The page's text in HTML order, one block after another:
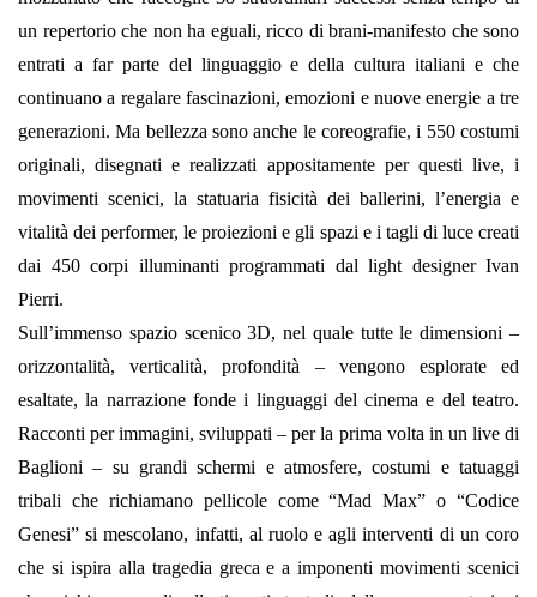
un repertorio che non ha eguali, ricco di brani-manifesto che sono
entrati a far parte del linguaggio e della cultura italiani e che
continuano a regalare fascinazioni, emozioni e nuove energie a tre
generazioni. Ma bellezza sono anche le coreografie, i 550 costumi
originali, disegnati e realizzati appositamente per questi live, i
movimenti scenici, la statuaria fisicità dei ballerini, l’energia e
vitalità dei performer, le proiezioni e gli spazi e i tagli di luce creati
dai 450 corpi illuminanti programmati dal light designer Ivan
Pierri.
Sull’immenso spazio scenico 3D, nel quale tutte le dimensioni –
orizzontalità, verticalità, profondità – vengono esplorate ed
esaltate, la narrazione fonde i linguaggi del cinema e del teatro.
Racconti per immagini, sviluppati – per la prima volta in un live di
Baglioni – su grandi schermi e atmosfere, costumi e tatuaggi
tribali che richiamano pellicole come “Mad Max” o “Codice
Genesi” si mescolano, infatti, al ruolo e agli interventi di un coro
che si ispira alla tragedia greca e a imponenti movimenti scenici